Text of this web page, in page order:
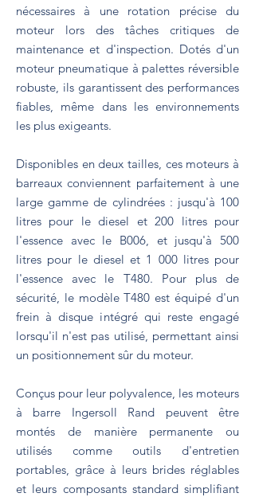
nécessaires à une rotation précise du
moteur lors des tâches critiques de
maintenance et d'inspection. Dotés d'un
moteur pneumatique à palettes réversible
robuste, ils garantissent des performances
fiables, même dans les environnements
les plus exigeants.
Disponibles en deux tailles, ces moteurs à
barreaux conviennent parfaitement à une
large gamme de cylindrées : jusqu'à 100
litres pour le diesel et 200 litres pour
l'essence avec le B006, et jusqu'à 500
litres pour le diesel et 1 000 litres pour
l'essence avec le T480. Pour plus de
sécurité, le modèle T480 est équipé d'un
frein à disque intégré qui reste engagé
lorsqu'il n'est pas utilisé, permettant ainsi
un positionnement sûr du moteur.
Conçus pour leur polyvalence, les moteurs
à barre Ingersoll Rand peuvent être
montés de manière permanente ou
utilisés comme outils d'entretien
portables, grâce à leurs brides réglables
et leurs composants standard simplifiant